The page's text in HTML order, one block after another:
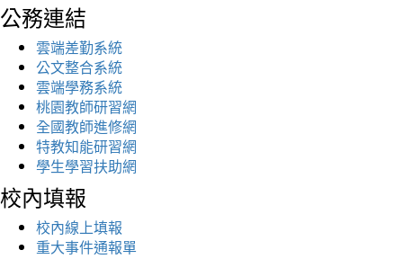
公務連結
雲端差勤系統
公文整合系統
雲端學務系統
桃園教師研習網
全國教師進修網
特教知能研習網
學生學習扶助網
校內填報
校內線上填報
重大事件通報單